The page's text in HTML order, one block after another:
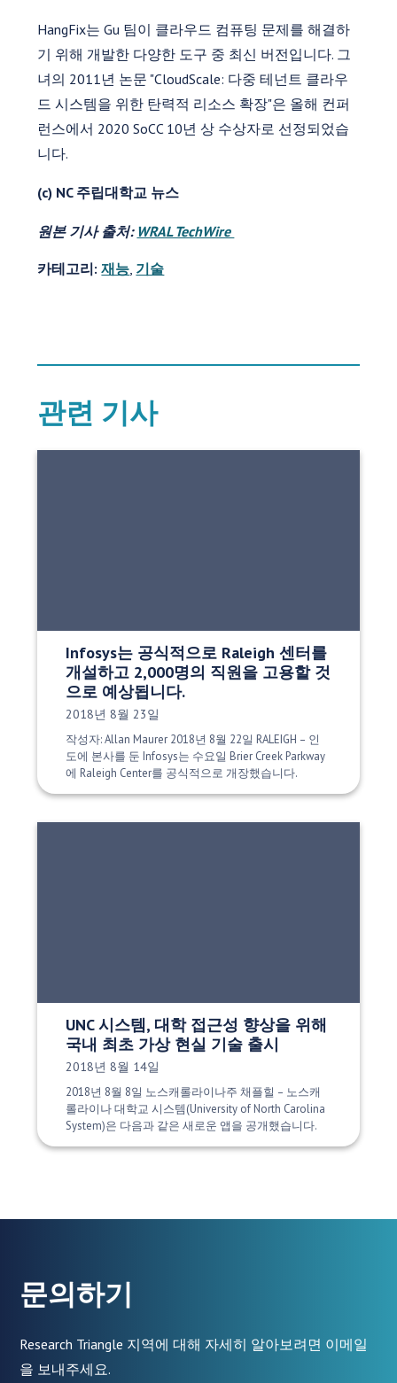
HangFix는 Gu 팀이 클라우드 컴퓨팅 문제를 해결하
기 위해 개발한 다양한 도구 중 최신 버전입니다. 그
녀의 2011년 논문 "CloudScale: 다중 테넌트 클라우
드 시스템을 위한 탄력적 리소스 확장"은 올해 컨퍼
런스에서 2020 SoCC 10년 상 수상자로 선정되었습
니다.
(c) NC 주립대학교 뉴스
원본 기사 출처: WRAL TechWire
카테고리: 재능 기술
관련 기사
Infosys는 공식적으로 Raleigh 센터를
개설하고 2,000명의 직원을 고용할 것
으로 예상됩니다.
게시 날짜:
2018년 8월 23일
작성자: Allan Maurer 2018년 8월 22일 RALEIGH – 인
도에 본사를 둔 Infosys는 수요일 Brier Creek Parkway
에 Raleigh Center를 공식적으로 개장했습니다.
UNC 시스템, 대학 접근성 향상을 위해
국내 최초 가상 현실 기술 출시
게시 날짜:
2018년 8월 14일
2018년 8월 8일 노스캐롤라이나주 채플힐 – 노스캐
롤라이나 대학교 시스템(University of North Carolina
System)은 다음과 같은 새로운 앱을 공개했습니다.
문의하기
Research Triangle 지역에 대해 자세히 알아보려면 이메일
을 보내주세요.